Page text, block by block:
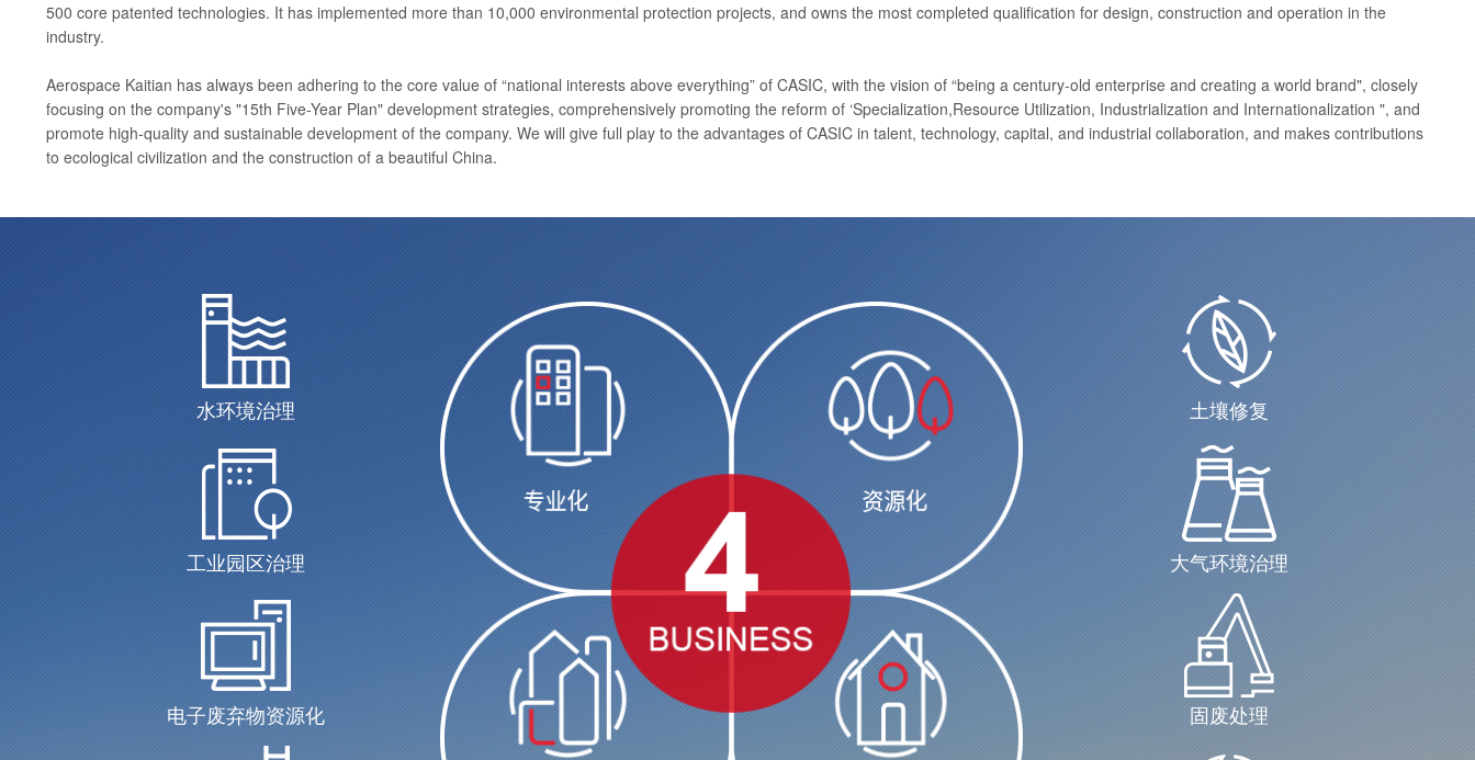
500 core patented technologies. It has implemented more than 10,000 environmental protection projects, and owns the most completed qualification for design, construction and operation in the
industry.
Aerospace Kaitian has always been adhering to the core value of “national interests above everything” of CASIC, with the vision of “being a century-old enterprise and creating a world brand", closely
focusing on the company's "15th Five-Year Plan" development strategies, comprehensively promoting the reform of ‘Specialization,Resource Utilization, Industrialization and Internationalization ", and
promote high-quality and sustainable development of the company. We will give full play to the advantages of CASIC in talent, technology, capital, and industrial collaboration, and makes contributions
to ecological civilization and the construction of a beautiful China.
水环境治理
工业园区治理
电子废弃物资源化
土壤修复
大气环境治理
固废处理